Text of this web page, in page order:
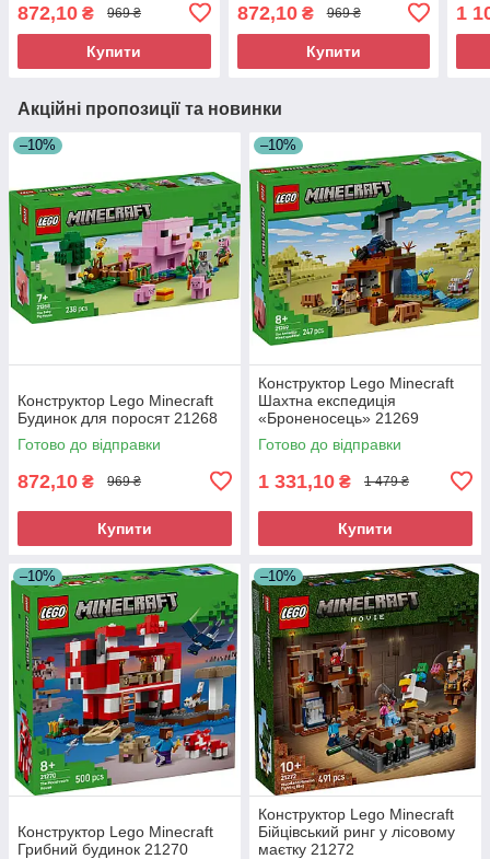
872,10 ₴ 969 ₴
Купити
872,10₴ 969 ₴
Купити
1
Акційні пропозиції та новинки
–10%
Конструктор Lego Minecraft
Будинок для поросят 21268
Готово до відправки
872,10 ₴ 969 ₴
Купити
–10%
Конструктор Lego Minecraft
Шахтна експедиція
«Броненосець» 21269
Готово до відправки
1 331,10 ₴ 1 479 ₴
Купити
–10%
Конструктор Lego Minecraft
Грибний будинок 21270
–10%
Конструктор Lego Minecraft
Бійцівський ринг у лісовому
маєтку 21272